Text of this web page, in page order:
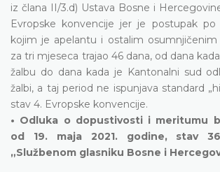
iz člana II/3.d) Ustava Bosne i
Evropske konvencije jer je postupak po
kojim je apelantu i ostalim
za tri mjeseca trajao 46 dana, od dana
žalbu do dana kada je Kantonalni sud
žalbi, a taj period ne ispunjava standard
stav 4. Evropske konvencije.
• Odluka o dopustivosti i meritumu
od 19. maja 2021. godine, stav
„Službenom glasniku Bosne i